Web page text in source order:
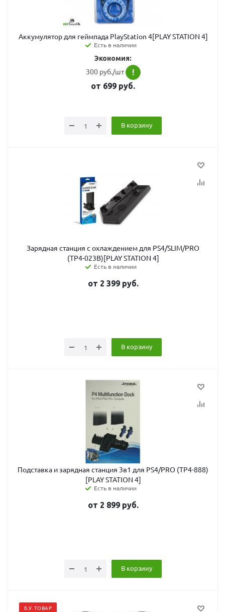
Аккумулятор для геймпада PlayStation 4[PLAY STATION 4]
Есть в наличии
Экономия:
300 руб./шт
!
от 699 руб.
В корзину
Зарядная станция с охлаждением для PS4/SLIM/PRO
(TP4-023B)[PLAY STATION 4]
Есть в наличии
от 2 399руб.
В корзину
Подставка и зарядная станция 3в1 для PS4/PRO (TP4-888)
[PLAY STATION 4]
Есть в наличии
от 2 899руб.
В корзину
Б.У. ТОВАР